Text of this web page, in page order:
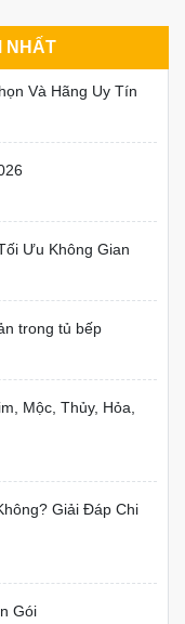
NHẤT
Và Hãng Uy Tín
Ưu Không Gian
trong tủ bếp
Mộc, Thủy, Hỏa,
Giải Đáp Chi
Gói